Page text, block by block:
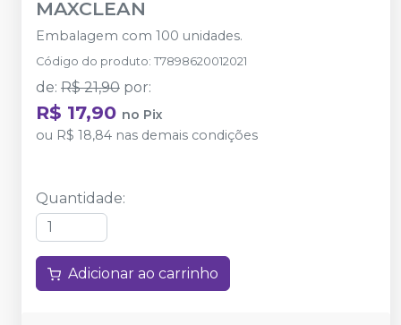
MAXCLEAN
Embalagem com 100 unidades.
Código do produto: T7898620012021
de: R$ 21,90 por:
R$ 17,90 no Pix
ou R$ 18,84 nas demais condições
Quantidade:
Adicionar ao carrinho